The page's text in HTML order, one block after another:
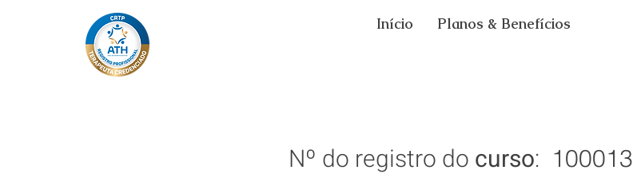
Início Planos & Benefícios
Nº do registro do curso: 100013